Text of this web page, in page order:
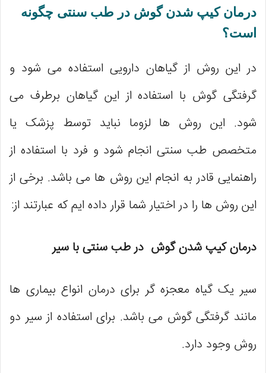
درمان کیپ شدن گوش در طب سنتی چگونه
است؟
در این روش از گیاهان دارویی استفاده می شود و
گرفتگی گوش با استفاده از این گیاهان برطرف می
شود. این روش ‌ها لزوما نباید توسط پزشک یا
متخصص طب سنتی انجام شود و فرد با استفاده از
راهنمایی قادر به انجام این روش‌ ها می باشد. برخی از
این روش ها را در اختیار شما قرار داده ایم که عبارتند از:
درمان کیپ شدن گوش در طب سنتی با سیر
سیر یک گیاه معجزه گر برای درمان انواع بیماری‌ ها
مانند گرفتگی گوش می باشد. برای استفاده از سیر دو
روش وجود دارد.